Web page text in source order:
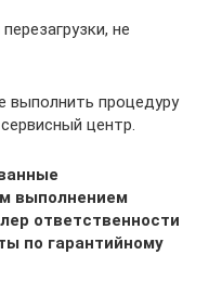
не
выполнить процедуру
центр.
выполнением
ответственности
по гарантийному